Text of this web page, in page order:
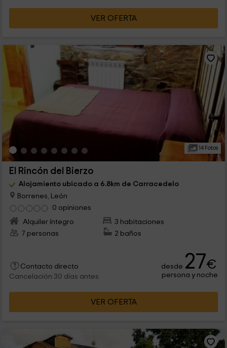
VER OFERTA
14 Fotos
El Rincón del Bierzo
Alojamiento ubicado a 6.8km de Carracedelo
Borrenes, León
0 opiniones
Alquiler íntegro
3 habitaciones
7 personas
2 baños
Contacto directo
Cancelación 30 días antes
desde 27€
persona y noche
VER OFERTA